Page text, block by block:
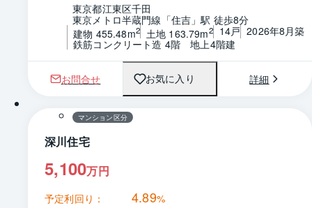
東京都江東区千田
東京メトロ半蔵門線「住吉」駅 徒歩8分
建物 455.48m2 土地 163.79m2 14戸 2026年8月築
鉄筋コンクリート造 4階　地上4階建
お問合せ お気に入り 詳細
1 / 0 間取り
マンション区分
深川住宅
5,100万円
予定利回り： 4.89%